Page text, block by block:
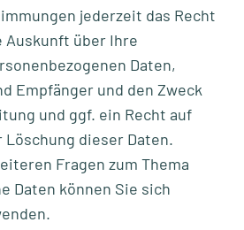
jederzeit das Recht
über Ihre
Daten,
Empfänger und den Zweck
und ggf. ein Recht auf
dieser Daten.
Fragen zum Thema
Daten können Sie sich